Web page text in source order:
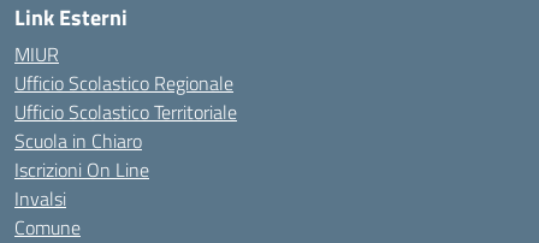
Link Esterni
MIUR
Ufficio Scolastico Regionale
Ufficio Scolastico Territoriale
Scuola in Chiaro
Iscrizioni On Line
Invalsi
Comune